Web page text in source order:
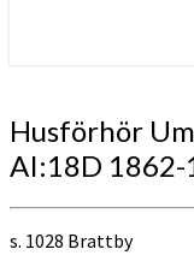
Husförhör
Umeå
landsförsamling
1868
Husförhör
AI:18D 1862-
s. 1028 Brattby